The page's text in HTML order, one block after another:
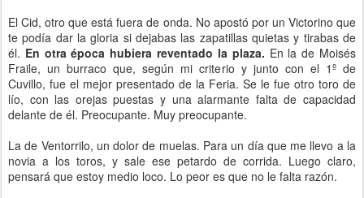
El Cid, otro que está fuera de onda. No apostó por un Victorino que
te podía dar la gloria si dejabas las zapatillas quietas y tirabas de
él. En otra época hubiera reventado la plaza. En la de Moisés
Fraile, un burraco que, según mi criterio y junto con el 1º de
Cuvillo, fue el mejor presentado de la Feria. Se le fue otro toro de
lío, con las orejas puestas y una alarmante falta de capacidad
delante de él. Preocupante. Muy preocupante.
La de Ventorrilo, un dolor de muelas. Para un día que me llevo a la
novia a los toros, y sale ese petardo de corrida. Luego claro,
pensará que estoy medio loco. Lo peor es que no le falta razón.